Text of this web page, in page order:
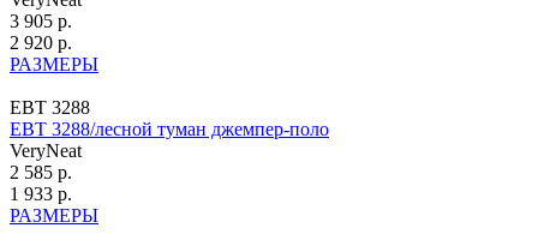
3 905 р.
2 920 р.
РАЗМЕРЫ
ЕВТ 3288
ЕВТ 3288/лесной туман джемпер-поло
VeryNeat
2 585 р.
1 933 р.
РАЗМЕРЫ